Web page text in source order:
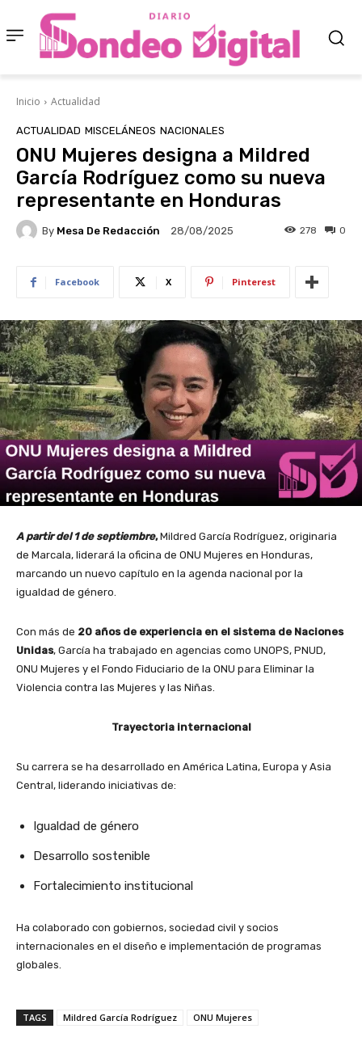
Inicio Actualidad
ACTUALIDAD MISCELÁNEOS NACIONALES
ONU Mujeres designa a Mildred
García Rodríguez como su nueva
representante en Honduras
By Mesa De Redacción 28/08/2025 0
278
Facebook X Pinterest
A partir del 1 de septiembre,Mildred García Rodríguez, originaria
de Marcala, liderará la oficina de ONU Mujeres en Honduras,
marcando un nuevo capítulo en la agenda nacional por la
igualdad de género.
Con más de 20 años de experiencia en el sistema de Naciones
Unidas, García ha trabajado en agencias como UNOPS, PNUD,
ONU Mujeres y el Fondo Fiduciario de la ONU para Eliminar la
Violencia contra las Mujeres y las Niñas.
Trayectoria internacional
Su carrera se ha desarrollado en América Latina, Europa y Asia
Central, liderando iniciativas de:
Igualdad de género
Desarrollo sostenible
Fortalecimiento institucional
Ha colaborado con gobiernos, sociedad civil y socios
internacionales en el diseño e implementación de programas
globales.
TAGS Mildred García Rodríguez ONU Mujeres